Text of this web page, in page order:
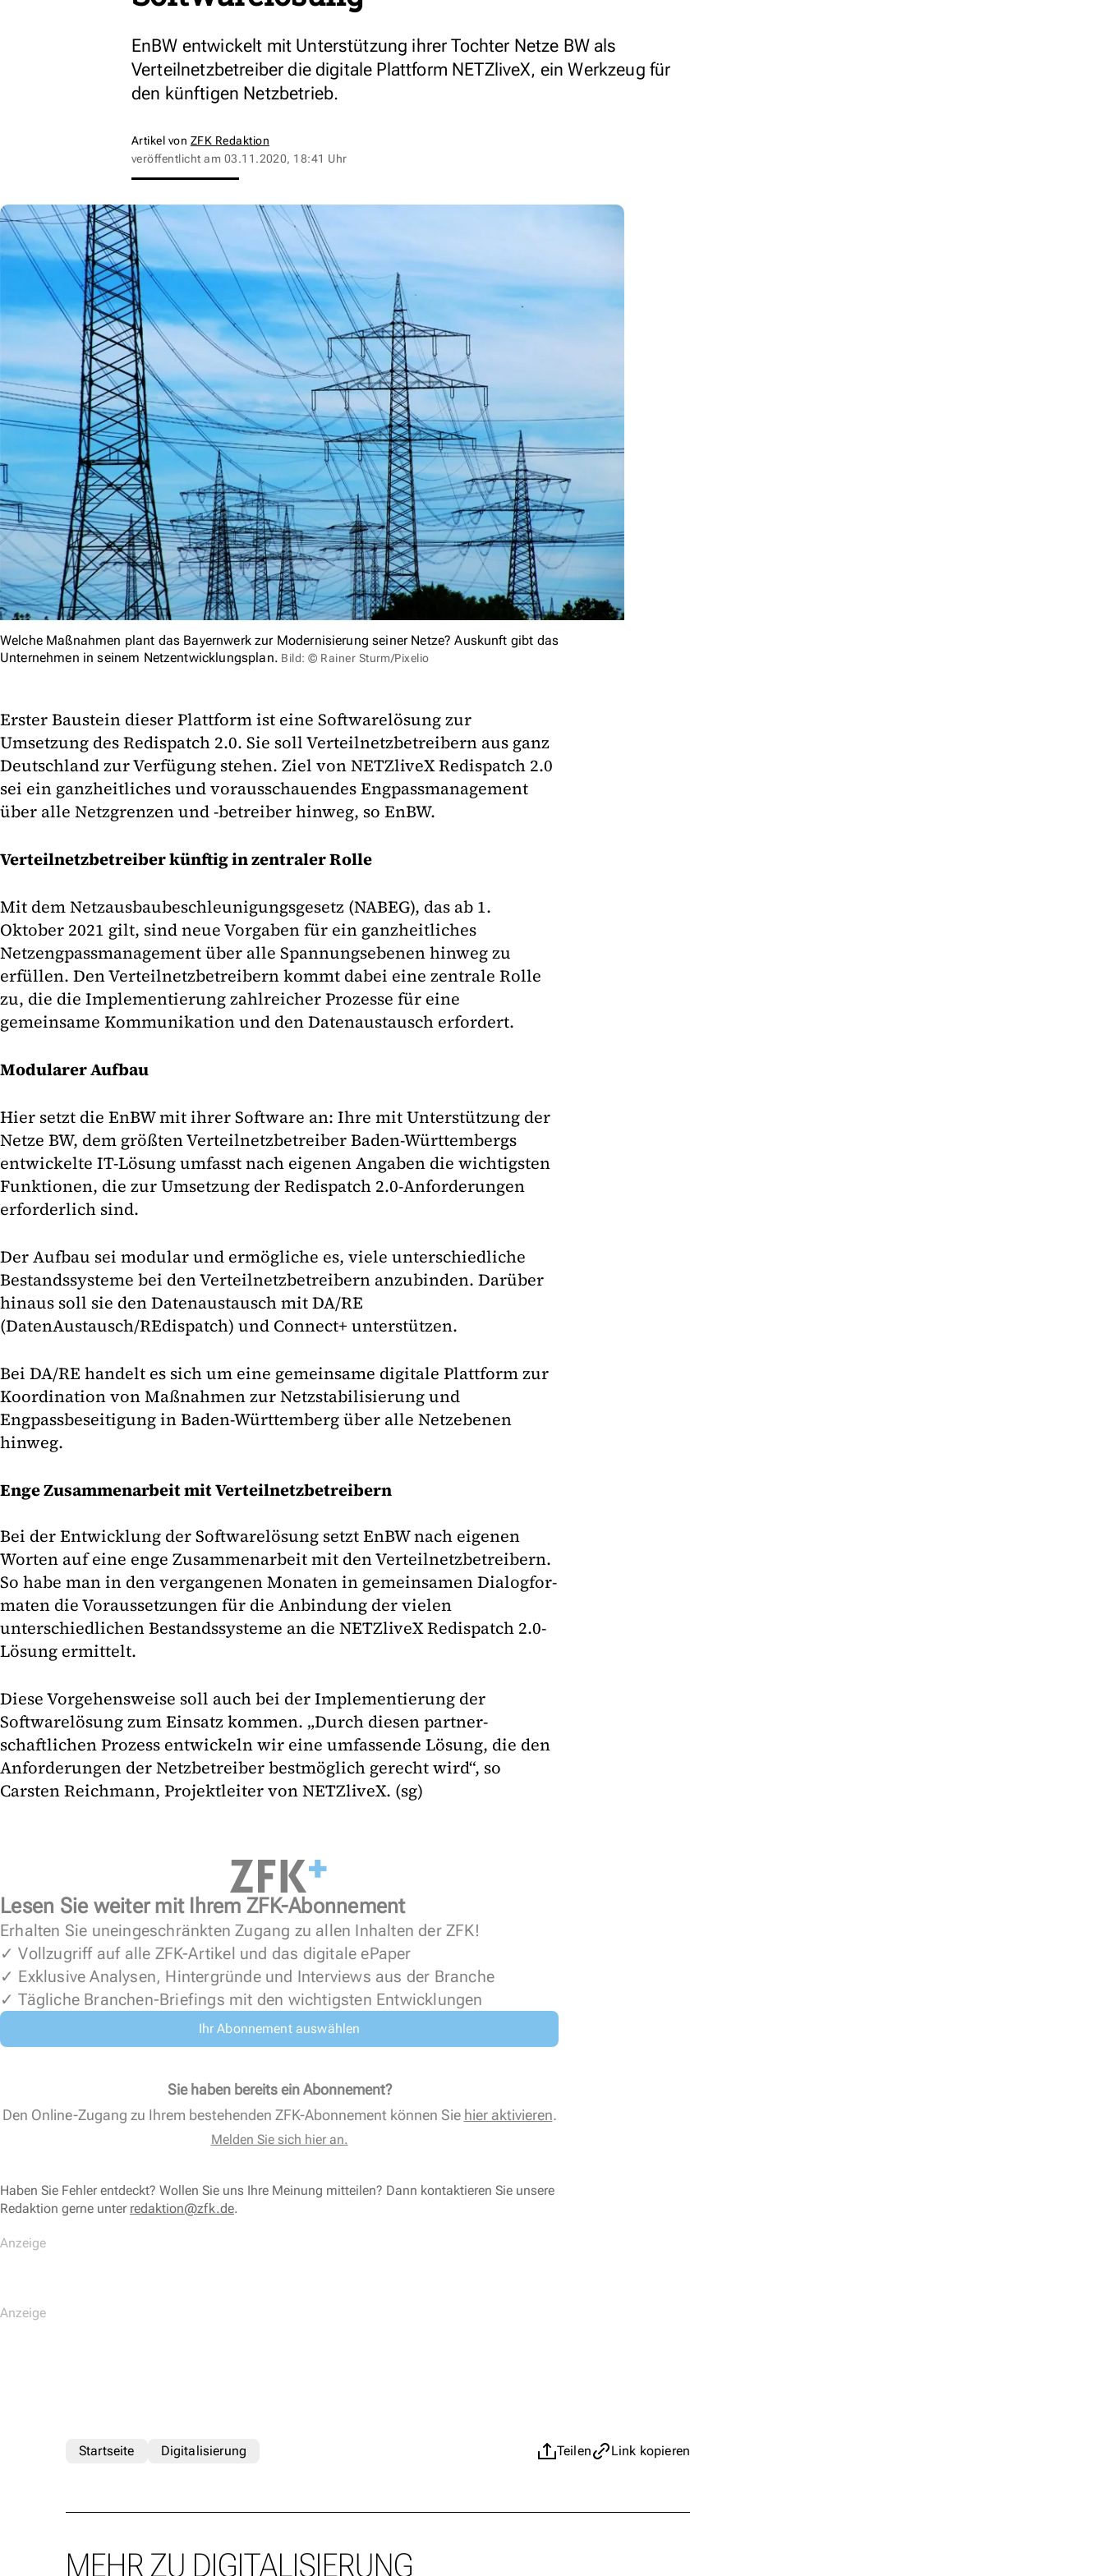
EnBW entwickelt mit Unterstützung ihrer Tochter Netze BW als
Verteilnetzbetreiber die digitale Plattform NETZliveX, ein Werkzeug für
den künftigen Netzbetrieb.
Artikel von ZFK Redaktion
veröffentlicht am 03.11.2020, 18:41 Uhr
Welche Maßnahmen plant das Bayernwerk zur Modernisierung seiner Netze? Auskunft gibt das
Unternehmen in seinem Netzentwicklungsplan. Bild: © Rainer Sturm/Pixelio
Erster Baustein dieser Plattform ist eine Softwarelösung zur
Umsetzung des Redispatch 2.0. Sie soll Verteilnetzbetreibern aus ganz
Deutschland zur Verfügung stehen. Ziel von NETZliveX Redispatch 2.0
sei ein ganzheitliches und vorausschauendes Engpassmanagement
über alle Netzgrenzen und -betreiber hinweg, so EnBW.
Verteilnetzbetreiber künftig in zentraler Rolle
Mit dem Netzausbaubeschleunigungsgesetz (NABEG), das ab 1.
Oktober 2021 gilt, sind neue Vorgaben für ein ganzheitliches
Netzengpassmanage­ment über alle Spannungsebenen hinweg zu
erfüllen. Den Verteilnetzbetreibern kommt dabei eine zentrale Rolle
zu, die die Implementierung zahlreicher Prozesse für eine
gemeinsame Kommunikation und den Datenaustausch erfordert.
Modularer Aufbau
Hier setzt die EnBW mit ihrer Software an: Ihre mit Unterstützung der
Netze BW, dem größten Verteilnetzbetreiber Baden-Württembergs
entwickelte IT-Lösung umfasst nach eigenen Angaben die wichtigsten
Funktionen, die zur Umsetzung der Redispatch 2.0-Anforderungen
erforderlich sind.
Der Aufbau sei modular und ermögliche es, viele unterschiedliche
Bestandssysteme bei den Verteilnetzbetreibern anzubinden. Darüber
hinaus soll sie den Datenaustausch mit DA/RE
(DatenAustausch/REdispatch) und Connect+ unterstützen.
Bei DA/RE handelt es sich um eine gemeinsame digitale Plattform zur
Koordination von Maßnahmen zur Netzstabilisierung und
Engpassbeseitigung in Baden-Württemberg über alle Netzebenen
hinweg.
Enge Zusammenarbeit mit Verteilnetzbetreibern
Bei der Entwicklung der Softwarelösung setzt EnBW nach eigenen
Worten auf eine enge Zusammenarbeit mit den Verteilnetzbetreibern.
So habe man in den vergangenen Monaten in gemeinsamen Dialogfor­
maten die Voraussetzungen für die Anbindung der vielen
unterschiedlichen Bestandssysteme an die NETZliveX Redispatch 2.0-
Lösung ermittelt.
Diese Vorgehensweise soll auch bei der Implementierung der
Softwarelösung zum Einsatz kommen. „Durch diesen partner­
schaftlichen Prozess entwickeln wir eine umfassende Lösung, die den
Anforderungen der Netzbetreiber bestmöglich gerecht wird“, so
Carsten Reichmann, Projektleiter von NETZliveX. (sg)
Lesen Sie weiter mit Ihrem ZFK-Abonnement
Erhalten Sie uneingeschränkten Zugang zu allen Inhalten der ZFK!
✓ Vollzugriff auf alle ZFK-Artikel und das digitale ePaper
✓ Exklusive Analysen, Hintergründe und Interviews aus der Branche
✓ Tägliche Branchen-Briefings mit den wichtigsten Entwicklungen
Ihr Abonnement auswählen
Sie haben bereits ein Abonnement?
Den Online-Zugang zu Ihrem bestehenden ZFK-Abonnement können Sie hier aktivieren.
Melden Sie sich hier an.
Haben Sie Fehler entdeckt? Wollen Sie uns Ihre Meinung mitteilen? Dann kontaktieren Sie unsere
Redaktion gerne unter redaktion@zfk.de.
Teilen Link kopieren
Startseite Digitalisierung
MEHR ZU DIGITALISIERUNG